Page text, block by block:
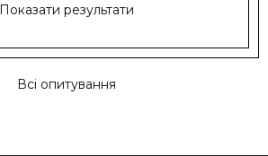
Показати результати
Всі опитування